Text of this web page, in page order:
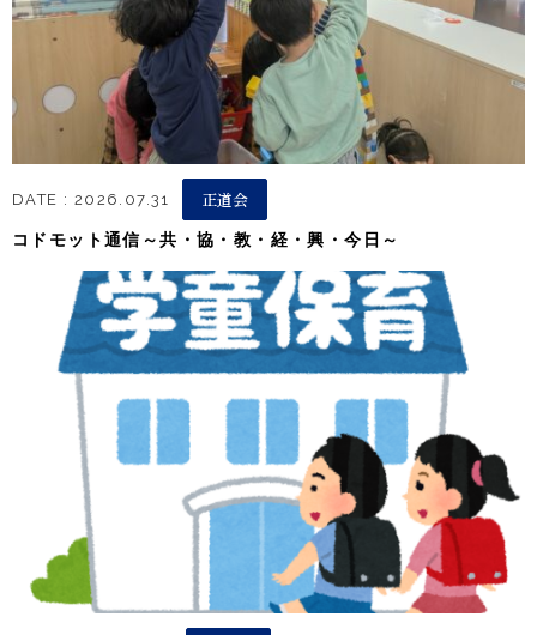
DATE : 2026.07.31 正道会
コドモット通信～共・協・教・経・興・今日～